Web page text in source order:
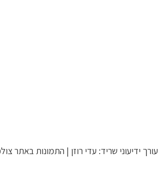
עורך ידיעוני שריד: עדי רוזן | התמונות באתר